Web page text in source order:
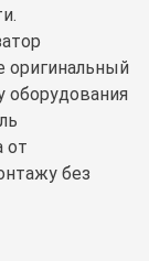
оригинальный
оборудования
от
без